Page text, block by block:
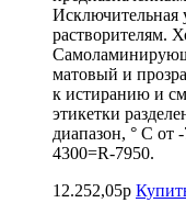
Исключительная
растворителям.
матовый и
к истиранию и
этикетки
диапазон, ° С от
4300=R-7950.
12.252,05р